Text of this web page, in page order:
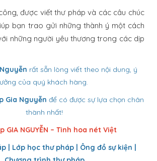
được viết thư pháp và các câu chúc
bạn trao gửi những thành ý một cách
những người yêu thương trong các dịp
rất sẵn lòng viết theo nội dung, ý
của quý khách hàng.
Gia Nguyễn để có được sự lựa chọn chân
thành nhất!
GIA NGUYỄN – Tinh hoa nét Việt
| Lớp học thư pháp | Ông đồ sự kiện |